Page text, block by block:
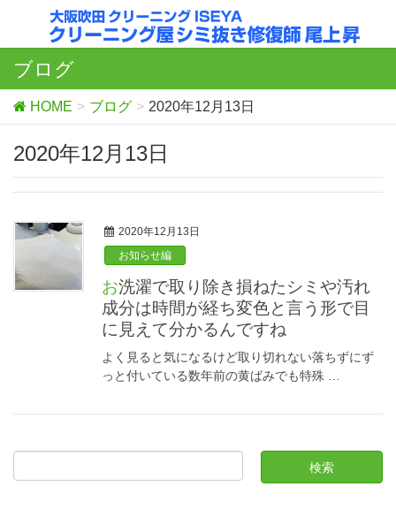
ブログ
HOME ブログ 2020年12月13日
2020年12月13日
2020年12月13日
お知らせ編
お洗濯で取り除き損ねたシミや汚れ
成分は時間が経ち変色と言う形で目
に見えて分かるんですね
よく見ると気になるけど取り切れない落ちずにず
っと付いている数年前の黄ばみでも特殊 …